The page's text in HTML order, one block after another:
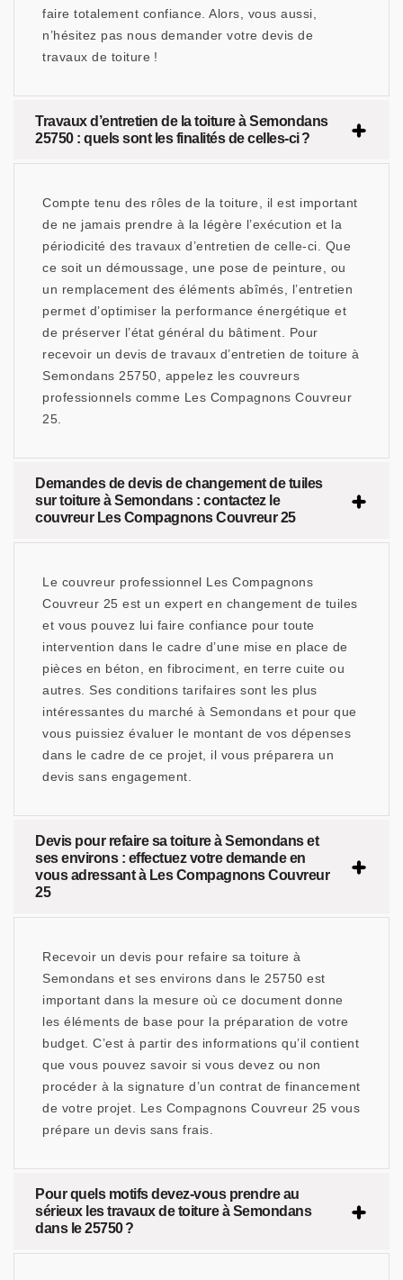
faire totalement confiance. Alors, vous aussi,
n’hésitez pas nous demander votre devis de
travaux de toiture !
Travaux d’entretien de la toiture à Semondans
25750 : quels sont les finalités de celles-ci ?
Compte tenu des rôles de la toiture, il est important
de ne jamais prendre à la légère l’exécution et la
périodicité des travaux d’entretien de celle-ci. Que
ce soit un démoussage, une pose de peinture, ou
un remplacement des éléments abîmés, l’entretien
permet d’optimiser la performance énergétique et
de préserver l’état général du bâtiment. Pour
recevoir un devis de travaux d’entretien de toiture à
Semondans 25750, appelez les couvreurs
professionnels comme Les Compagnons Couvreur
25.
Demandes de devis de changement de tuiles
sur toiture à Semondans : contactez le
couvreur Les Compagnons Couvreur 25
Le couvreur professionnel Les Compagnons
Couvreur 25 est un expert en changement de tuiles
et vous pouvez lui faire confiance pour toute
intervention dans le cadre d’une mise en place de
pièces en béton, en fibrociment, en terre cuite ou
autres. Ses conditions tarifaires sont les plus
intéressantes du marché à Semondans et pour que
vous puissiez évaluer le montant de vos dépenses
dans le cadre de ce projet, il vous préparera un
devis sans engagement.
Devis pour refaire sa toiture à Semondans et
ses environs : effectuez votre demande en
vous adressant à Les Compagnons Couvreur
25
Recevoir un devis pour refaire sa toiture à
Semondans et ses environs dans le 25750 est
important dans la mesure où ce document donne
les éléments de base pour la préparation de votre
budget. C’est à partir des informations qu’il contient
que vous pouvez savoir si vous devez ou non
procéder à la signature d’un contrat de financement
de votre projet. Les Compagnons Couvreur 25 vous
prépare un devis sans frais.
Pour quels motifs devez-vous prendre au
sérieux les travaux de toiture à Semondans
dans le 25750 ?